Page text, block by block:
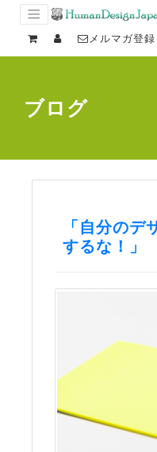
メルマガ登録
ブログ
「自分のデ
するな！」